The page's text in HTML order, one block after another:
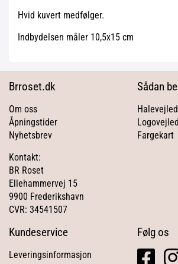
Hvid kuvert medfølger.
Indbydelsen måler 10,5x15 cm
Brroset.dk
Om oss
Åpningstider
Nyhetsbrev
Kontakt:
BR Roset
Ellehammervej 15
9900 Frederikshavn
CVR: 34541507
Sådan
Fargekart
Kundeservice
Leveringsinformasjon
Følg os